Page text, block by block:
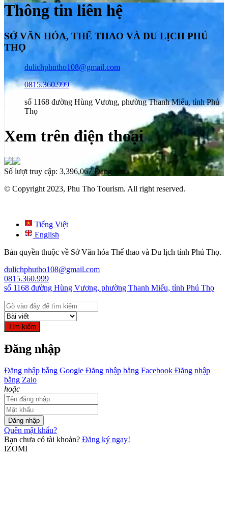
Thông tin liên hệ
SỞ VĂN HÓA, THỂ THAO VÀ DU LỊCH PHÚ
THỌ
dulichphutho108@gmail.com
0815.360.999
số 1168 đường Hùng Vương, phường Thanh Miếu, tỉnh Phú
Thọ
Xem trên điện thoại
Số lượt truy cập: 3,396,067Đang xem:
© Copyright 2023, Phu Tho Tourism. All right reserved.
Tiếng Việt
English
Bản quyền thuộc về Sở Văn hóa Thể thao và Du lịch tỉnh Phú Thọ.
dulichphutho108@gmail.com
0815.360.999
số 1168 đường Hùng Vương, phường Thanh Miếu, tỉnh Phú Thọ
Tìm kiếm
Đăng nhập
Đăng nhập bằng Google Đăng nhập bằng Facebook Đăng nhập
bằng Zalo
hoặc
Đăng nhập
Quên mật khẩu?
Bạn chưa có tài khoản? Đăng ký ngay!
IZOMI